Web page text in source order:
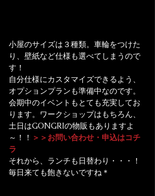
小屋のサイズは３種類。車輪をつけた
り、壁紙など仕様も選べてしまうので
す！
自分仕様にカスタマイズできるよう、
オプションプランも準備中なのです。
会期中のイベントもとても充実してお
ります。ワークショップはもちろん、
土日はGONGRIの物販もありますよ
～！！ ＞＞お問い合わせ・申込はコチ
ラ
それから、ランチも日替わり・・・！
毎日来ても飽きないですね＊